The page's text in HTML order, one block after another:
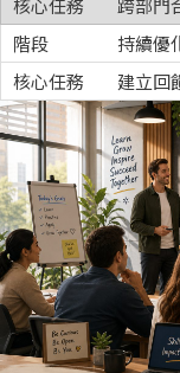
跨部門
持續優
建立回